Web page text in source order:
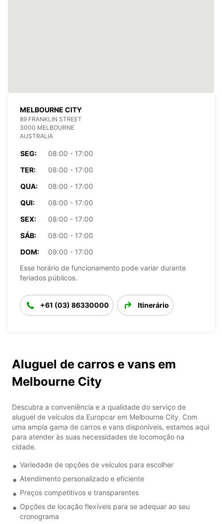
MELBOURNE CITY
89 FRANKLIN STREET
3000 MELBOURNE
AUSTRALIA
SEG:
08:00 - 17:00
TER:
08:00 - 17:00
QUA:
08:00 - 17:00
QUI:
08:00 - 17:00
SEX:
08:00 - 17:00
SÁB:
08:00 - 17:00
DOM:
09:00 - 17:00
Esse horário de funcionamento pode variar durante
feriados públicos.
+61 (03) 86330000 Itinerário
Aluguel de carros e vans em
Melbourne City
Descubra a conveniência e a qualidade do serviço de
aluguel de veículos da Europcar em Melbourne City. Com
uma ampla gama de carros e vans disponíveis, estamos aqui
para atender às suas necessidades de locomoção na
cidade.
Variedade de opções de veículos para escolher
Atendimento personalizado e eficiente
Preços competitivos e transparentes
Opções de locação flexíveis para se adequar ao seu
cronograma